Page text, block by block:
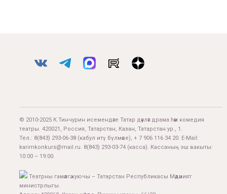
© 2010-2025 К.Тинчурин исемендәге Татар дәүләт драма һәм комедия
театры. 420021, Россия, Татарстан, Казан, Татарстан ур., 1.
Тел.: 8(843) 293-06-38 (кабул итү бүлмәсе), + 7 906 116 34 20. E-Mail:
karimkonkurs@mail.ru. 8(843) 293-03-74 (касса). Кассаның эш вакыты:
10:00 – 19:00.
Театрны гамәлгә куючы – Татарстан Республикасы Мәдәният
министрлыгы.